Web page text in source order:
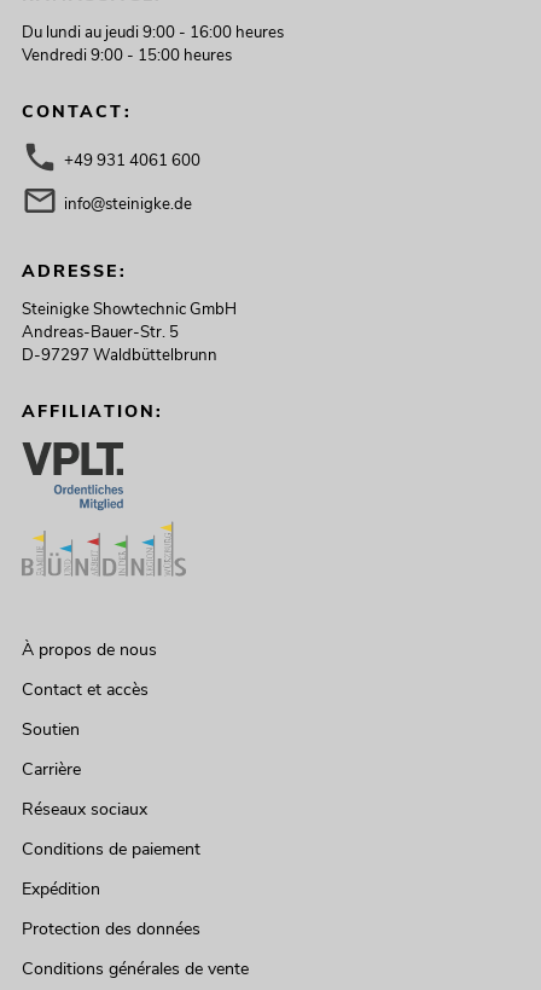
Du lundi au jeudi 9:00 - 16:00 heures
Vendredi 9:00 - 15:00 heures
CONTACT:
+49 931 4061 600
info@steinigke.de
ADRESSE:
Steinigke Showtechnic GmbH
Andreas-Bauer-Str. 5
D-97297 Waldbüttelbrunn
AFFILIATION:
À propos de nous
Contact et accès
Soutien
Carrière
Réseaux sociaux
Conditions de paiement
Expédition
Protection des données
Conditions générales de vente